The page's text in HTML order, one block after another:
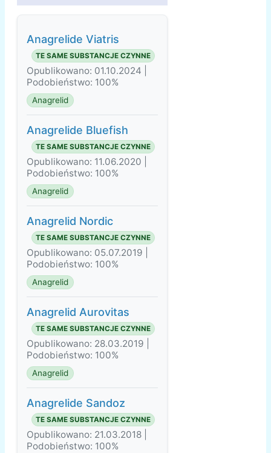
Anagrelide Viatris
TE SAME SUBSTANCJE CZYNNE
Opublikowano: 01.10.2024 |
Podobieństwo: 100%
Anagrelid
Anagrelide Bluefish
TE SAME SUBSTANCJE CZYNNE
Opublikowano: 11.06.2020 |
Podobieństwo: 100%
Anagrelid
Anagrelid Nordic
TE SAME SUBSTANCJE CZYNNE
Opublikowano: 05.07.2019 |
Podobieństwo: 100%
Anagrelid
Anagrelid Aurovitas
TE SAME SUBSTANCJE CZYNNE
Opublikowano: 28.03.2019 |
Podobieństwo: 100%
Anagrelid
Anagrelide Sandoz
TE SAME SUBSTANCJE CZYNNE
Opublikowano: 21.03.2018 |
Podobieństwo: 100%